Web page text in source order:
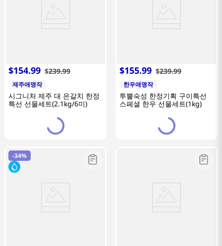
$154.99 $239.99
제주애명작
시그니처 제주 대 은갈치 한정
특선 선물세트(2.1kg/6미)
$155.99 $239.99
한우애명작
투뿔숙성 한정기획 구이특선
스페셜 한우 선물세트(1kg)
-34%